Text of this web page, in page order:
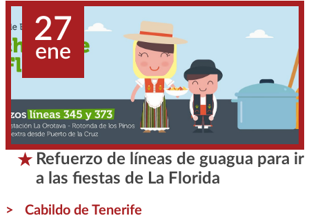
27
ene
Refuerzo de líneas de guagua para ir
a las fiestas de La Florida
Cabildo de Tenerife